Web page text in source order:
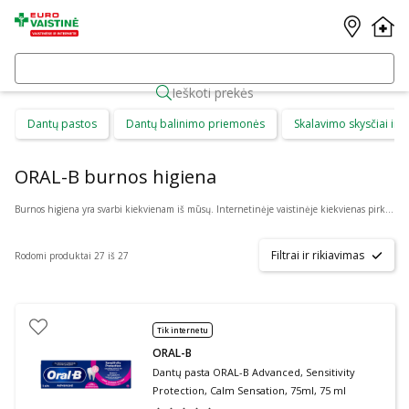
Ieškoti prekės
Dantų pastos Dantų balinimo priemonės Skalavimo skysčiai ir
ORAL-B burnos higiena
Burnos higiena yra svarbi kiekvienam iš mūsų. Internetinėje vaistinėje kiekvienas pirkėjas gali rasti daug skirtingų burnos higienos priemonių suaugusiems ir vaikams. Čia galima patogiai pirkti: dantų priežiūros priemones, kaip dantų pasta ar skalavimo skystis, dantų šepetėlius ir irigatorius, protezus ir plokštelių priežiūros priemones bei skirtingus gelius ar tepalus.
Rodomi produktai 27 iš 27 Filtrai ir rikiavimas
Tik internetu
ORAL-B
Dantų pasta ORAL-B Advanced, Sensitivity
Protection, Calm Sensation, 75ml, 75 ml